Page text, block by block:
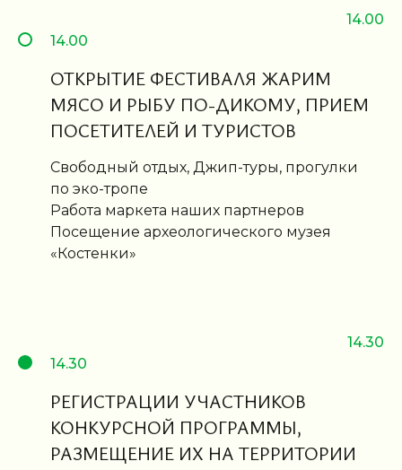
14.00
14.00
ОТКРЫТИЕ ФЕСТИВАЛЯ ЖАРИМ
МЯСО И РЫБУ ПО-ДИКОМУ, ПРИЕМ
ПОСЕТИТЕЛЕЙ И ТУРИСТОВ
Свободный отдых, Джип-туры, прогулки
по эко-тропе
Работа маркета наших партнеров
Посещение археологического музея
«Костенки»
14.30
14.30
РЕГИСТРАЦИИ УЧАСТНИКОВ
КОНКУРСНОЙ ПРОГРАММЫ,
РАЗМЕЩЕНИЕ ИХ НА ТЕРРИТОРИИ